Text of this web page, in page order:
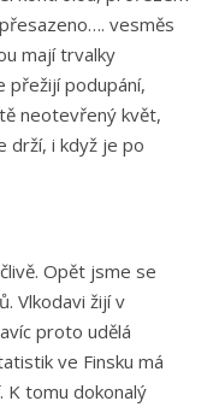
vesměs
mají trvalky
přežijí podupání,
neotevřený květ,
drží, i když je po
Opět jsme se
Vlkodavi žijí v
proto udělá
ve Finsku má
K tomu dokonalý